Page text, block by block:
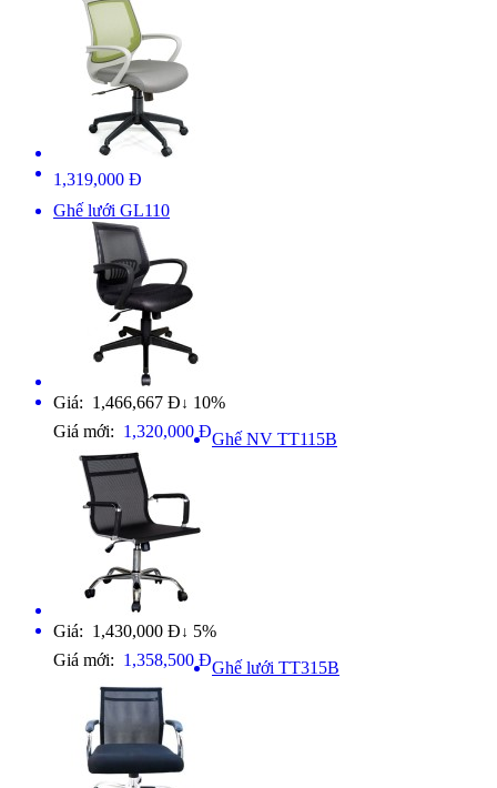
1,319,000 Đ
Ghế lưới GL110
Giá: 1,466,667 Đ ↓ 10%
Giá mới: 1,320,000 ĐGhế NV TT115B
Giá: 1,430,000 Đ ↓ 5%
Giá mới: 1,358,500 ĐGhế lưới TT315B